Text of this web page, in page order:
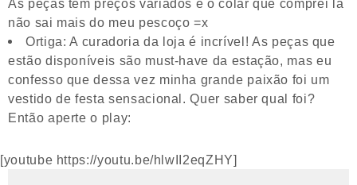
As peças tem preços variados e o colar que comprei lá
não sai mais do meu pescoço =x
Ortiga: A curadoria da loja é incrível! As peças que
estão disponíveis são must-have da estação, mas eu
confesso que dessa vez minha grande paixão foi um
vestido de festa sensacional. Quer saber qual foi?
Então aperte o play:
[youtube https://youtu.be/hlwII2eqZHY]